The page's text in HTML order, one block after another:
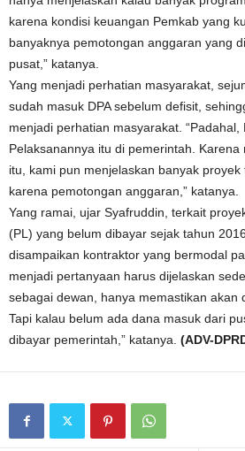
karena kondisi keuangan Pemkab yang
banyaknya pemotongan anggaran yang
pusat,” katanya.
Yang menjadi perhatian masyarakat,
sudah masuk DPA sebelum defisit,
menjadi perhatian masyarakat. “Padahal,
Pelaksanannya itu di pemerintah.
itu, kami pun menjelaskan banyak
karena pemotongan anggaran,” katanya.
Yang ramai, ujar Syafruddin, terkait
(PL) yang belum dibayar sejak tahun
disampaikan kontraktor yang bermodal
menjadi pertanyaan harus dijelaskan
sebagai dewan, hanya memastikan akan
Tapi kalau belum ada dana masuk dari
dibayar pemerintah,” katanya. (ADV-